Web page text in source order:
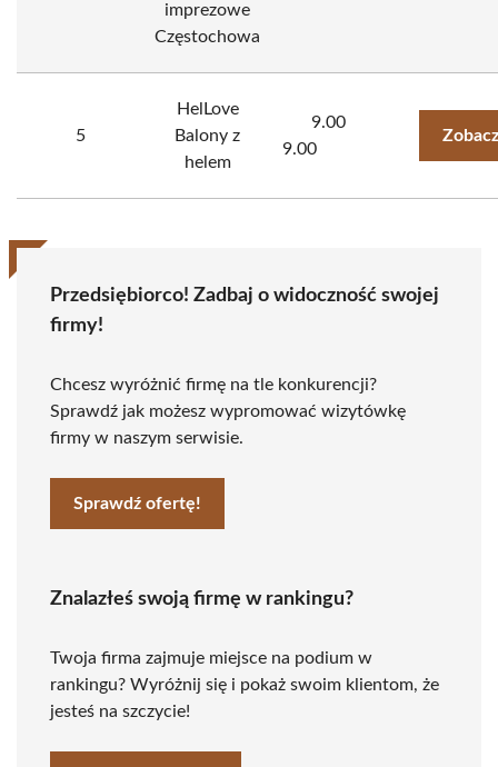
imprezowe
Częstochowa
5
HelLove
Balony z
helem
9.00
9.00
Przedsiębiorco! Zadbaj o widoczność swojej
firmy!
Chcesz wyróżnić firmę na tle konkurencji?
Sprawdź jak możesz wypromować wizytówkę
firmy w naszym serwisie.
Sprawdź ofertę!
Znalazłeś swoją firmę w rankingu?
Twoja firma zajmuje miejsce na podium w
rankingu? Wyróżnij się i pokaż swoim klientom, że
jesteś na szczycie!